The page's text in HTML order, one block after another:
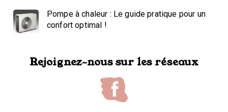
Pompe à chaleur : Le guide pratique pour un
confort optimal !
Rejoignez-nous sur les réseaux